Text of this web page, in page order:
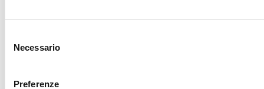
delNecessario
Preferenze
possibile in galera e pagare duramente per i suoi
l’istituzione della commissione d’inchiesta proposta da